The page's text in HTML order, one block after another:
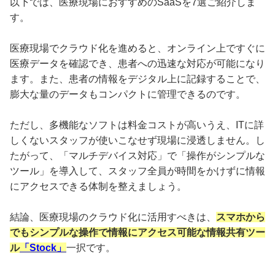
す。
医療現場でクラウド化を進めると、オンライン上ですぐに
医療データを確認でき、患者への迅速な対応が可能になり
ます。また、患者の情報をデジタル上に記録することで、
膨大な量のデータもコンパクトに管理できるのです。
ただし、多機能なソフトは料金コストが高いうえ、ITに詳
しくないスタッフが使いこなせず現場に浸透しません。し
たがって、「マルチデバイス対応」で「操作がシンプルな
ツール」を導入して、スタッフ全員が時間をかけずに情報
にアクセスできる体制を整えましょう。
結論、医療現場のクラウド化に活用すべきは、
スマホから
でもシンプルな操作で情報にアクセス可能な情報共有ツー
ル「Stock」 一択です。